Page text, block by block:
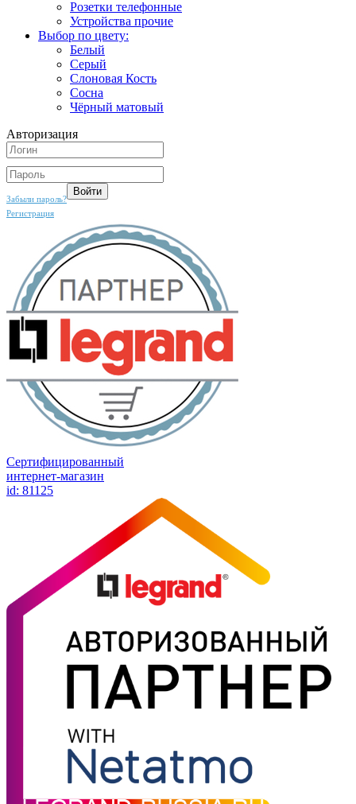
Розетки телефонные
Устройства прочие
Выбор по цвету:
Белый
Серый
Слоновая Кость
Сосна
Чёрный матовый
Авторизация
Забыли пароль?
Регистрация
Сертифицированный
интернет-магазин
id: 81125